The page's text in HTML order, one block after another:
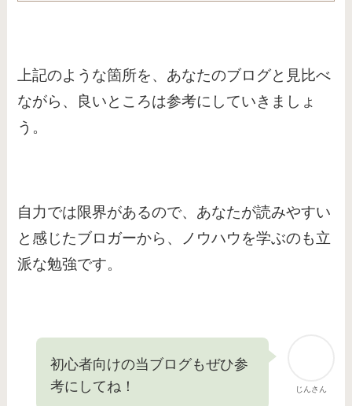
上記のような箇所を、あなたのブログと見比べ
ながら、良いところは参考にしていきましょ
う。
自力では限界があるので、あなたが読みやすい
と感じたブロガーから、ノウハウを学ぶのも立
派な勉強です。
じんさん
初心者向けの当ブログもぜひ参
考にしてね！